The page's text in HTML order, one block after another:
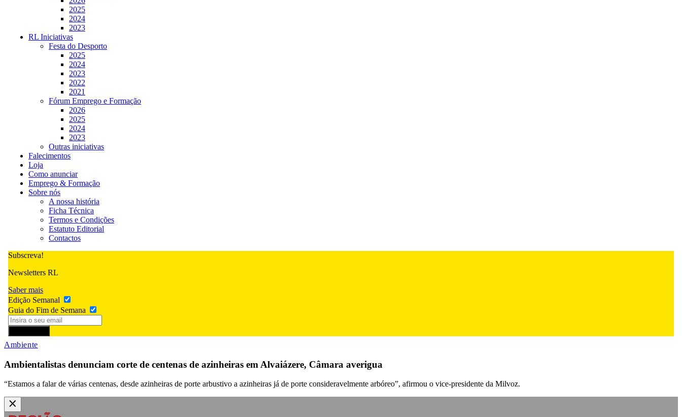
2025
2024
2023
RL Iniciativas
Festa do Desporto
2025
2024
2023
2022
2021
Fórum Emprego e Formação
2026
2025
2024
2023
Outras iniciativas
Falecimentos
Loja
Como anunciar
Emprego & Formação
Sobre nós
A nossa história
Ficha Técnica
Termos e Condições
Estatuto Editorial
Contactos
Subscreva!
Newsletters RL
Saber mais
Edição Semanal
Guia do Fim de Semana
Ambiente
Ambientalistas denunciam corte de centenas de azinheiras em Alvaiázere, Câmara averigua
“Estamos a falar de várias centenas, desde azinheiras de porte arbustivo a azinheiras já de porte consideravelmente arbóreo”, afirmou o vice-presidente da Milvoz.